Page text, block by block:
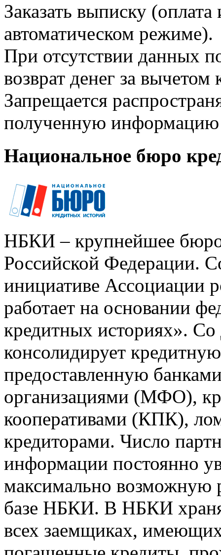
Заказать выписку
автоматическом режиме).
При отсутствии данных
возврат денег за
Запрещается
полученную информацию
Национальное бюро
НБКИ – крупнейшее
Российской Федерации.
инициативе Ассоциации
работает на основании
кредитных историях».
консолидирует
предоставленную
организациями (МФО),
кооперативами (КПК),
кредиторами. Число
информации постоянно
максимально возможную
базе НБКИ. В НБКИ
всех заемщиках,